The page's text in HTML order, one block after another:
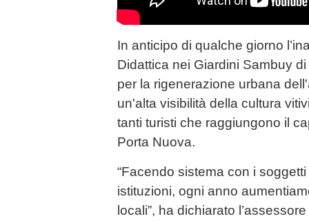
In anticipo di qualche giorno
Didattica nei Giardini Sambuy
per la rigenerazione urbana
un'alta visibilità della cultura
tanti turisti che raggiungono il
Porta Nuova.
“Facendo sistema con i
istituzioni, ogni anno
locali”, ha dichiarato